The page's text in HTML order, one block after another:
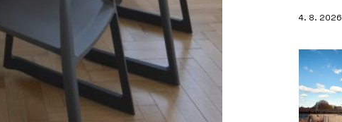
4. 8. 2026